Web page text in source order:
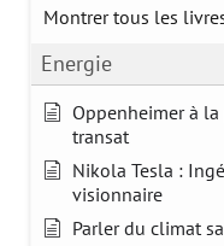
Montrer tous les
Energie
Oppenheimer à
transat
Nikola Tesla :
visionnaire
Parler du climat